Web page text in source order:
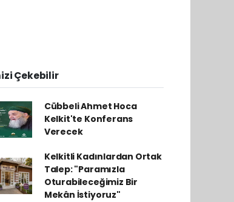
Çekebilir
Cübbeli Ahmet Hoca
Kelkit'te Konferans
Verecek
Kelkitli Kadınlardan Ortak
Talep: "Paramızla
Oturabileceğimiz Bir
Mekân İstiyoruz"